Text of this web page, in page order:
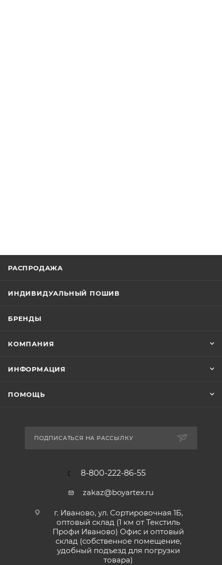
РАСПРОДАЖА
ИНДИВИДУАЛЬНЫЙ ПОШИВ
БРЕНДЫ
КОМПАНИЯ
ИНФОРМАЦИЯ
ПОМОЩЬ
ПОДПИСАТЬСЯ НА РАССЫЛКУ
8-800-222-86-55
zakaz@boyartex.ru
г. Иваново, ул. Сортировочная 1Б,
оптовый склад (1 км от Текстиль
Профи Иваново) Офис и оптовый
склад (собственное помещение,
удобный подъезд для погрузки
товара)